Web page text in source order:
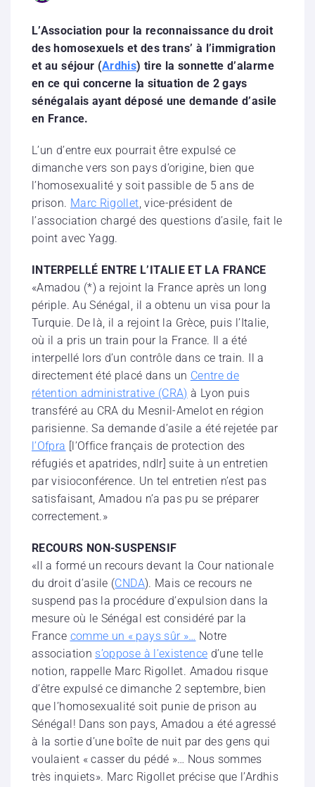
L’Association pour la reconnaissance du droit
des homosexuels et des trans’ à l’immigration
et au séjour (Ardhis) tire la sonnette d’alarme
en ce qui concerne la situation de 2 gays
sénégalais ayant déposé une demande d’asile
en France.
L’un d’entre eux pourrait être expulsé ce
dimanche vers son pays d’origine, bien que
l’homosexualité y soit passible de 5 ans de
prison. Marc Rigollet, vice-président de
l’association chargé des questions d’asile, fait le
point avec Yagg.
INTERPELLÉ ENTRE L’ITALIE ET LA FRANCE
«Amadou (*) a rejoint la France après un long
périple. Au Sénégal, il a obtenu un visa pour la
Turquie. De là, il a rejoint la Grèce, puis l’Italie,
où il a pris un train pour la France. Il a été
interpellé lors d’un contrôle dans ce train. Il a
directement été placé dans un Centre de
rétention administrative (CRA) à Lyon puis
transféré au CRA du Mesnil-Amelot en région
parisienne. Sa demande d’asile a été rejetée par
l’Ofpra [l’Office français de protection des
réfugiés et apatrides, ndlr] suite à un entretien
par visioconférence. Un tel entretien n’est pas
satisfaisant, Amadou n’a pas pu se préparer
correctement.»
RECOURS NON-SUSPENSIF
«Il a formé un recours devant la Cour nationale
du droit d’asile (CNDA). Mais ce recours ne
suspend pas la procédure d’expulsion dans la
mesure où le Sénégal est considéré par la
France comme un « pays sûr »… Notre
association s’oppose à l’existence d’une telle
notion, rappelle Marc Rigollet. Amadou risque
d’être expulsé ce dimanche 2 septembre, bien
que l’homosexualité soit punie de prison au
Sénégal! Dans son pays, Amadou a été agressé
à la sortie d’une boîte de nuit par des gens qui
voulaient « casser du pédé »… Nous sommes
très inquiets». Marc Rigollet précise que l’Ardhis